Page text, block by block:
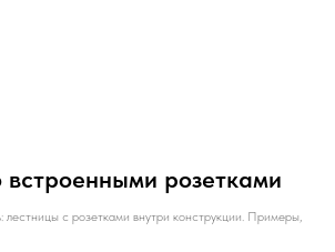
розетками
лестницы с розетками внутри конструкции. Примеры,